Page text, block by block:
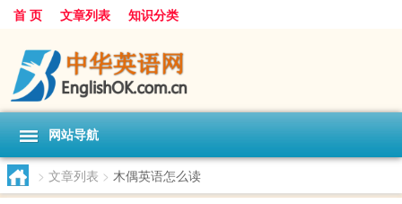
首 页 文章列表 知识分类
网站导航
> 文章列表 > 木偶英语怎么读